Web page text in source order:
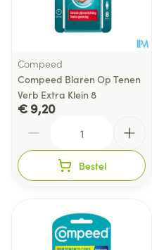
Compeed
Compeed Blaren Op Tenen
Verb Extra Klein 8
€ 9,20
Bestel